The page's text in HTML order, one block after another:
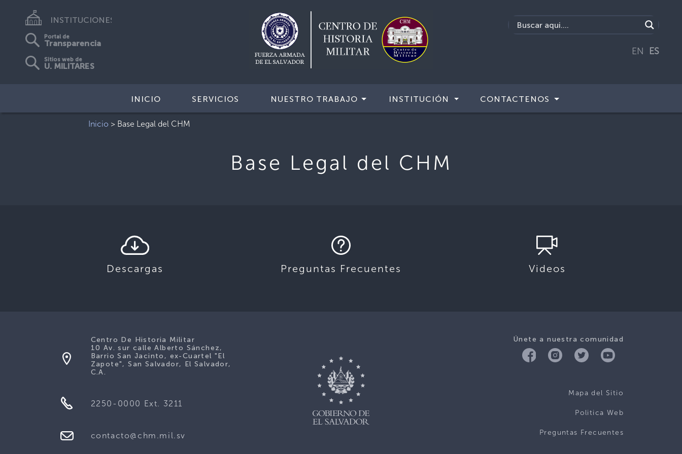
INSTITUCIONES
Portal de
Transparencia
Sitios web de
U. MILITARES
EN ES
INICIO SERVICIOS NUESTRO TRABAJO INSTITUCIÓN CONTACTENOS
Inicio > Base Legal del CHM
Base Legal del CHM
Descargas Preguntas Frecuentes Videos
Únete a nuestra comunidad
Mapa del Sitio
Politica Web
Preguntas Frecuentes
Centro De Historia Militar
10 Av. sur calle Alberto Sánchez,
Barrio San Jacinto, ex-Cuartel "El
Zapote", San Salvador, El Salvador,
C.A.
2250-0000 Ext. 3211
contacto@chm.mil.sv